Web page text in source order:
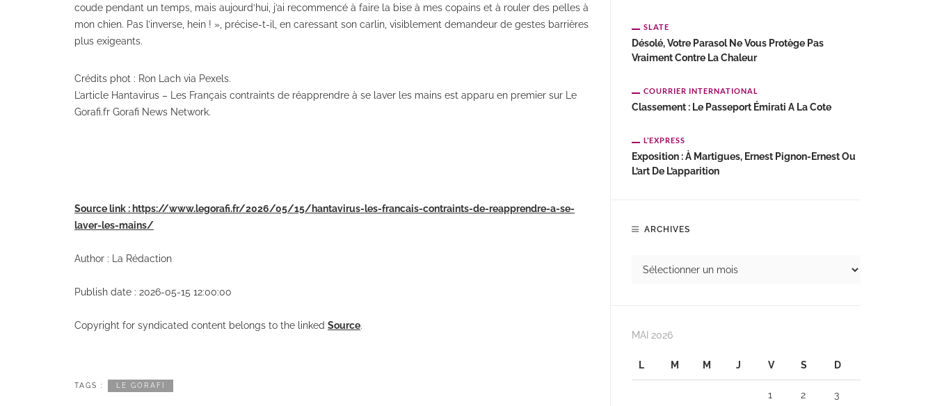
coude pendant un temps, mais aujourd’hui, j’ai recommencé à faire la bise à mes copains et à rouler des pelles à
mon chien. Pas l’inverse, hein ! », précise-t-il, en caressant son carlin, visiblement demandeur de gestes barrières
plus exigeants.
Crédits phot : Ron Lach via Pexels.
L’article Hantavirus – Les Français contraints de réapprendre à se laver les mains est apparu en premier sur Le
Gorafi.fr Gorafi News Network.
Source link : https://www.legorafi.fr/2026/05/15/hantavirus-les-francais-contraints-de-reapprendre-a-se-
laver-les-mains/
Author : La Rédaction
Publish date : 2026-05-15 12:00:00
Copyright for syndicated content belongs to the linked Source.
TAGS : LE GORAFI
SLATE
Désolé, Votre Parasol Ne Vous Protège Pas
Vraiment Contre La Chaleur
COURRIER INTERNATIONAL
Classement : Le Passeport Émirati A La Cote
L’EXPRESS
Exposition : À Martigues, Ernest Pignon-Ernest Ou
L’art De L’apparition
ARCHIVES
MAI 2026
L M M J V S D
1 2 3